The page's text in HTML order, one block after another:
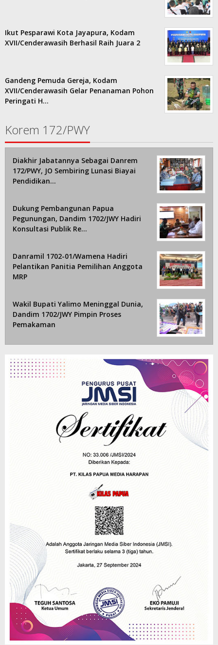
Ikut Pesparawi Kota Jayapura, Kodam
XVII/Cenderawasih Berhasil Raih Juara 2
Gandeng Pemuda Gereja, Kodam
XVII/Cenderawasih Gelar Penanaman Pohon
Peringati H…
Korem 172/PWY
Diakhir Jabatannya Sebagai Danrem
172/PWY, JO Sembiring Lunasi Biayai
Pendidikan…
Dukung Pembangunan Papua
Pegunungan, Dandim 1702/JWY Hadiri
Konsultasi Publik Re…
Danramil 1702-01/Wamena Hadiri
Pelantikan Panitia Pemilihan Anggota
MRP
Wakil Bupati Yalimo Meninggal Dunia,
Dandim 1702/JWY Pimpin Proses
Pemakaman